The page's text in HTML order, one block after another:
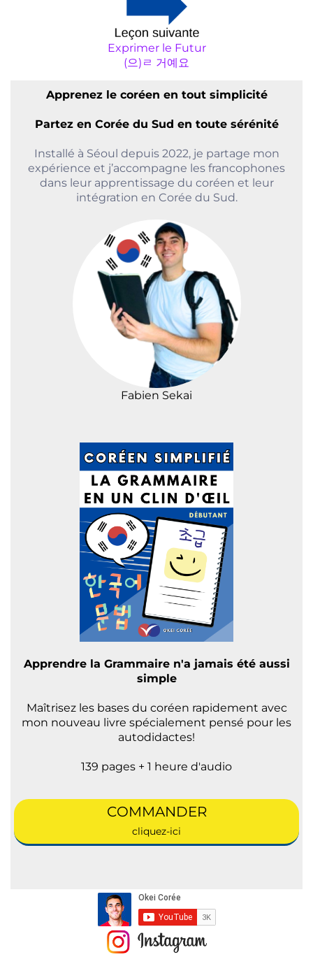
Exprimer le Futur
(으)ㄹ 거예요
Apprenez le coréen en tout simplicité
Partez en Corée du Sud en toute sérénité
Installé à Séoul depuis 2022, je partage mon
expérience et j’accompagne les francophones
dans leur apprentissage du coréen et leur
intégration en Corée du Sud.
Fabien Sekai
Apprendre la Grammaire n'a jamais été aussi
simple
Maîtrisez les bases du coréen rapidement avec
mon nouveau livre spécialement pensé pour les
autodidactes!
139 pages + 1 heure d'audio
COMMANDER
cliquez-ici